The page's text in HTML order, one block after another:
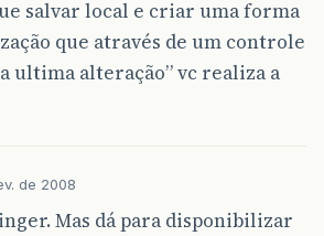
salvar local e criar uma forma
que através de um controle
ultima alteração” vc realiza a
de 2008
Mas dá para disponibilizar